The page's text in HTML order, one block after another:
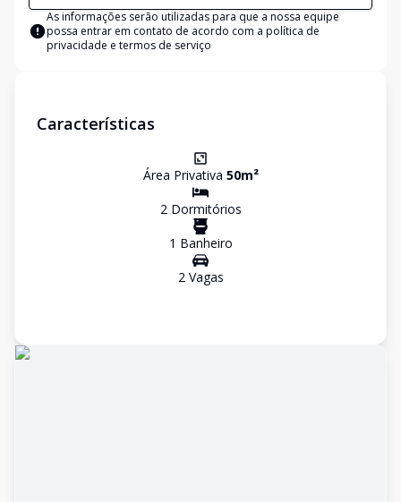
As informações serão utilizadas para que a nossa equipe
possa entrar em contato de acordo com a política de
privacidade e termos de serviço
Características
Área Privativa 50m²
2Dormitórios
1 Banheiro
2Vagas